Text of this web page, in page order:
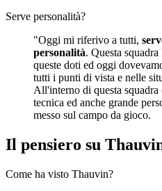
Serve personalità?
"Oggi mi riferivo a tutti,
personalità. Questa
queste doti ed oggi
tutti i punti di vista e nelle
All'interno di questa
tecnica ed anche grande
messo sul campo da gioco.
Il pensiero su
Come ha visto Thauvin?